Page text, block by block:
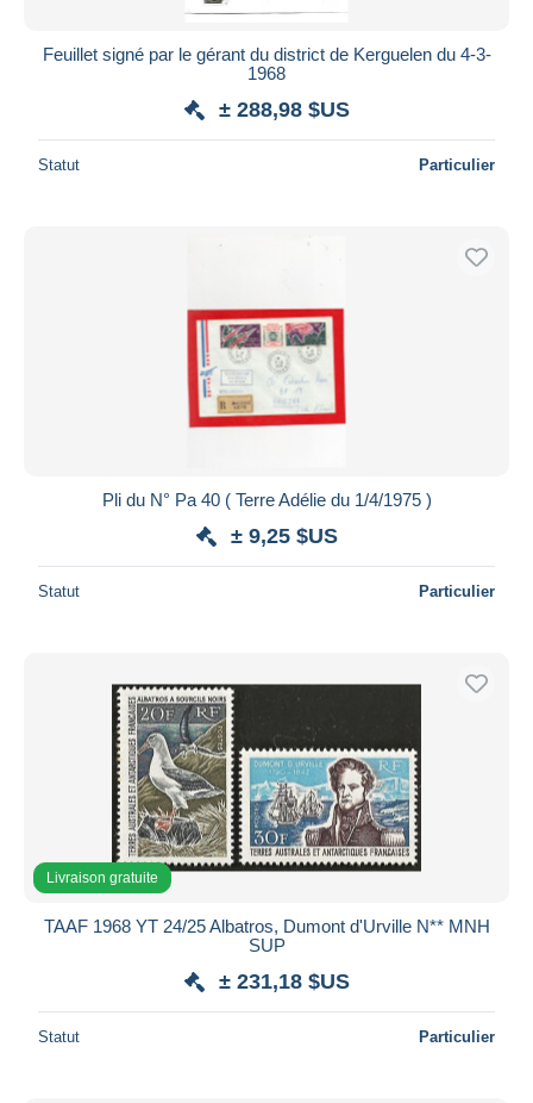
Feuillet signé par le gérant du district de Kerguelen du 4-3-
1968
± 288,98 $US
Statut Particulier
Pli du N° Pa 40 ( Terre Adélie du 1/4/1975 )
± 9,25 $US
Statut Particulier
Livraison gratuite
TAAF 1968 YT 24/25 Albatros, Dumont d'Urville N** MNH
SUP
± 231,18 $US
Statut Particulier